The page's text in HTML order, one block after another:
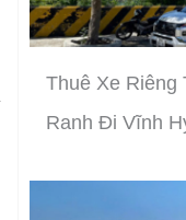
Thuê Xe Riêng
Ranh Đi Vĩnh